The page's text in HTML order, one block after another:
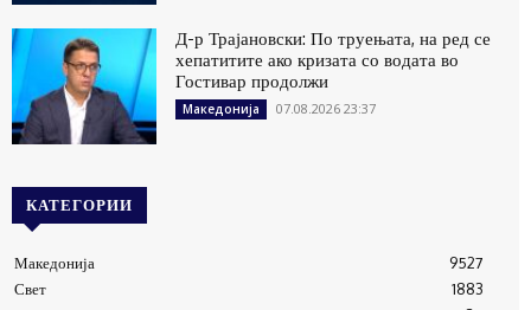
Д-р Трајановски: По труењата, на ред се
хепатитите ако кризата со водата во
Гостивар продолжи
Македонија 07.08.2026 23:37
КАТЕГОРИИ
Македонија
9527
Свет
1883